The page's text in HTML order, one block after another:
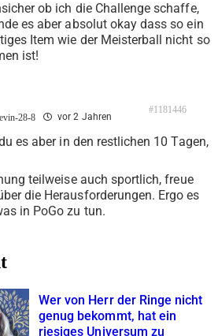
ob ich die Challenge schaffe,
es aber absolut okay dass so ein
Item wie der Meisterball nicht so
ist!
28-8 vor 2 Jahren
#1181446
es aber in den restlichen 10 Tagen,
teilweise auch sportlich, freue
die Herausforderungen. Ergo es
in PoGo zu tun.
Wer von Herr der Ringe nicht
genug bekommt, hat ein
riesiges Universum zu